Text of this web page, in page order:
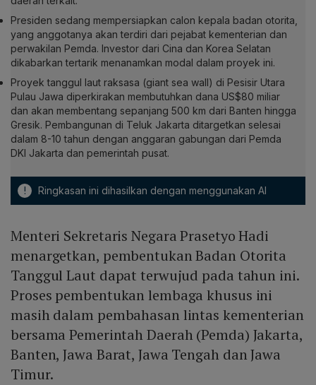
Presiden sedang mempersiapkan calon kepala badan otorita,
yang anggotanya akan terdiri dari pejabat kementerian dan
perwakilan Pemda. Investor dari Cina dan Korea Selatan
dikabarkan tertarik menanamkan modal dalam proyek ini.
Proyek tanggul laut raksasa (giant sea wall) di Pesisir Utara
Pulau Jawa diperkirakan membutuhkan dana US$80 miliar
dan akan membentang sepanjang 500 km dari Banten hingga
Gresik. Pembangunan di Teluk Jakarta ditargetkan selesai
dalam 8-10 tahun dengan anggaran gabungan dari Pemda
DKI Jakarta dan pemerintah pusat.
! Ringkasan ini dihasilkan dengan menggunakan AI
Menteri Sekretaris Negara Prasetyo Hadi
menargetkan, pembentukan Badan Otorita
Tanggul Laut dapat terwujud pada tahun ini.
Proses pembentukan lembaga khusus ini
masih dalam pembahasan lintas kementerian
bersama Pemerintah Daerah (Pemda) Jakarta,
Banten, Jawa Barat, Jawa Tengah dan Jawa
Timur.